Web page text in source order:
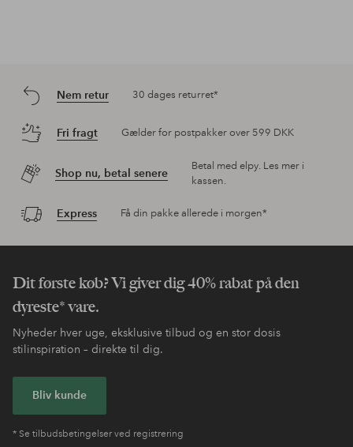
Nem retur 30 dages returret*
Fri fragt Gælder for postpakker over 599 DKK
Shop nu, betal senere
Betal med elpy. Les mer i
kassen.
Express Få din pakke allerede i morgen*
Dit første køb? Vi giver dig 40% rabat på den
dyreste* vare.
Nyheder hver uge, eksklusive tilbud og en stor dosis
stilinspiration – direkte til dig.
Bliv kunde
* Se tilbudsbetingelser ved registrering